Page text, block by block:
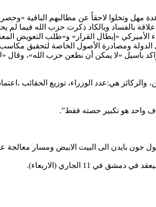
مهل وتخلوا لاحقاً عن مطالبهم الباقية
بالفساد وبالكاد ذكرت حزب الله فيما لم
«إبطال القرار» و»طلب التعويض
الدولة ومصادرة الأصول الخاصة لتحقيق
باسيل «لا يمكن أن نطعن حزب الله»، وقال
وتتألف الحكومة بيومين، والركائز هي:عدد الوزراء، توزيع
واحد هو تكبير حصته فقط”.
جون بايدن الى البيت الابيض ومسار معالجة
الجاري (الاربعاء).